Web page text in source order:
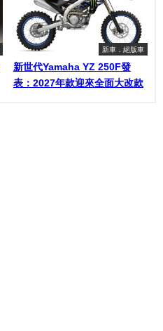
新車．絕版車
新世代Yamaha YZ 250F發
表：2027年款迎來全面大改款